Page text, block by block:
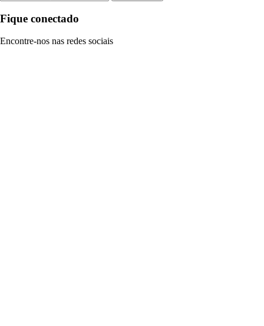
Fique conectado
Encontre-nos nas redes sociais